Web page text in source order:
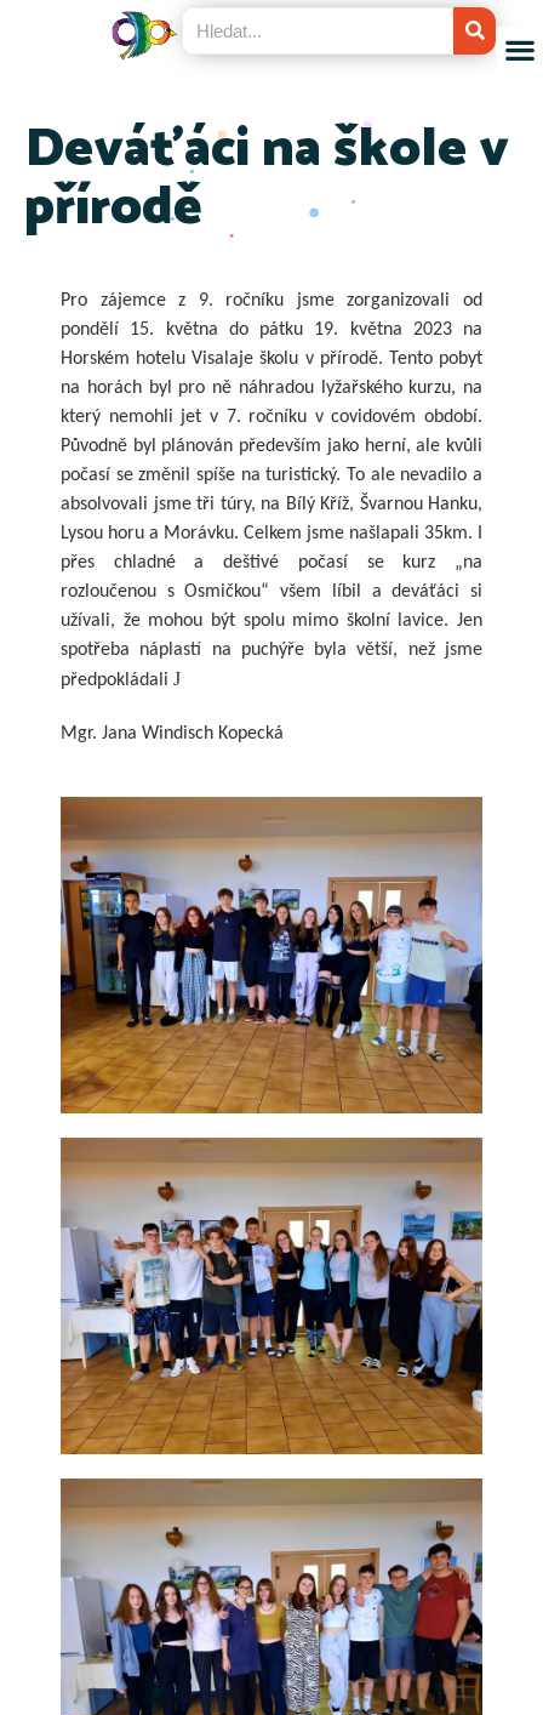
Deváťáci na škole v
přírodě
Pro zájemce z 9. ročníku jsme zorganizovali od
pondělí 15. května do pátku 19. května 2023 na
Horském hotelu Visalaje školu v přírodě. Tento pobyt
na horách byl pro ně náhradou lyžařského kurzu, na
který nemohli jet v 7. ročníku v covidovém období.
Původně byl plánován především jako herní, ale kvůli
počasí se změnil spíše na turistický. To ale nevadilo a
absolvovali jsme tři túry, na Bílý Kříž, Švarnou Hanku,
Lysou horu a Morávku. Celkem jsme našlapali 35km. I
přes chladné a deštivé počasí se kurz „na
rozloučenou s Osmičkou“ všem líbil a deváťáci si
užívali, že mohou být spolu mimo školní lavice. Jen
spotřeba náplastí na puchýře byla větší, než jsme
předpokládali J
Mgr. Jana Windisch Kopecká